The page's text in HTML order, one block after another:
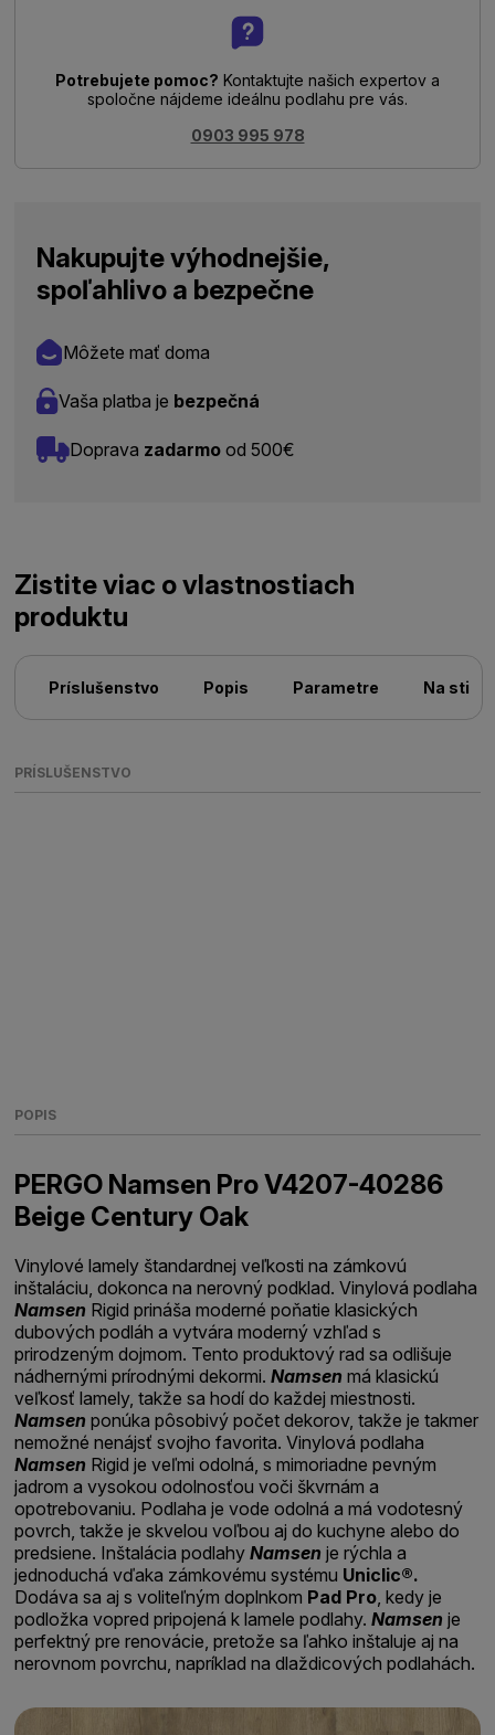
Potrebujete pomoc? Kontaktujte našich expertov a
spoločne nájdeme ideálnu podlahu pre vás.
0903 995 978
Nakupujte výhodnejšie,
spoľahlivo a bezpečne
Môžete mať doma
Vaša platba je bezpečná
Doprava zadarmo od 500€
Zistite viac o vlastnostiach
produktu
Príslušenstvo Popis Parametre Na
PRÍSLUŠENSTVO
POPIS
PERGO Namsen Pro V4207-40286
Beige Century Oak
Vinylové lamely štandardnej veľkosti na zámkovú
inštaláciu, dokonca na nerovný podklad. Vinylová podlaha
Namsen Rigid prináša moderné poňatie klasických
dubových podláh a vytvára moderný vzhľad s
prirodzeným dojmom. Tento produktový rad sa odlišuje
nádhernými prírodnými dekormi.Namsen má klasickú
veľkosť lamely, takže sa hodí do každej miestnosti.
Namsen ponúka pôsobivý počet dekorov, takže je takmer
nemožné nenájsť svojho favorita. Vinylová podlaha
Namsen Rigid je veľmi odolná, s mimoriadne pevným
jadrom a vysokou odolnosťou voči škvrnám a
opotrebovaniu. Podlaha je vode odolná a má vodotesný
povrch, takže je skvelou voľbou aj do kuchyne alebo do
predsiene. Inštalácia podlahy Namsen je rýchla a
jednoduchá vďaka zámkovému systému Uniclic®.
Dodáva sa aj s voliteľným doplnkom Pad Pro , kedy je
podložka vopred pripojená k lamele podlahy.Namsen je
perfektný pre renovácie, pretože sa ľahko inštaluje aj na
nerovnom povrchu, napríklad na dlaždicových podlahách.